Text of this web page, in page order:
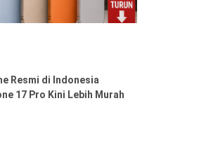
Resmi di Indonesia
17 Pro Kini Lebih Murah